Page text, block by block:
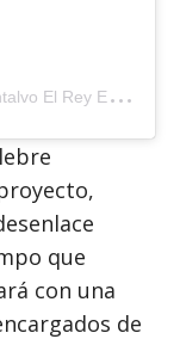
U
na publicación compartida de Gino Montalvo El Rey ENORME (@gino__montalvo_el_rey_enorme)
que
con una
de